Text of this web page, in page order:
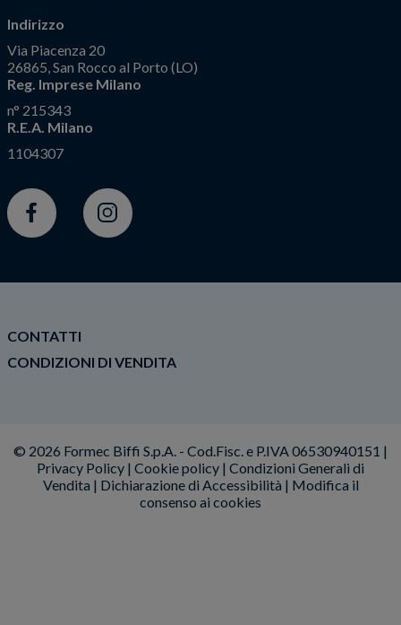
Indirizzo
Via Piacenza 20
26865, San Rocco al Porto (LO)
Reg. Imprese Milano
n° 215343
R.E.A. Milano
1104307
Facebook Instagram
CONTATTI
CONDIZIONI DI VENDITA
© 2026 Formec Biffi S.p.A. - Cod.Fisc. e P.IVA 06530940151 |
Privacy Policy | Cookie policy | Condizioni Generali di
Vendita | Dichiarazione di Accessibilità | Modifica il
consenso ai cookies